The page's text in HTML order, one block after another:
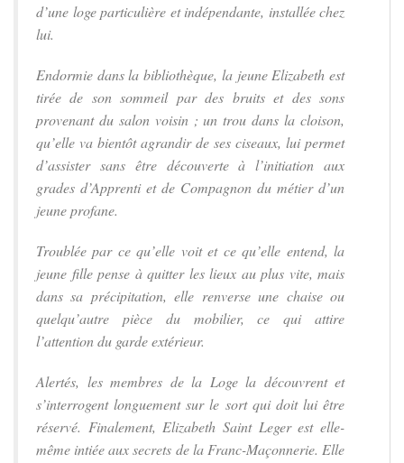
d’une loge particulière et indépendante, installée chez
lui.
Endormie dans la bibliothèque, la jeune Elizabeth est
tirée de son sommeil par des bruits et des sons
provenant du salon voisin ; un trou dans la cloison,
qu’elle va bientôt agrandir de ses ciseaux, lui permet
d’assister sans être découverte à l’initiation aux
grades d’Apprenti et de Compagnon du métier d’un
jeune profane.
Troublée par ce qu’elle voit et ce qu’elle entend, la
jeune fille pense à quitter les lieux au plus vite, mais
dans sa précipitation, elle renverse une chaise ou
quelqu’autre pièce du mobilier, ce qui attire
l’attention du garde extérieur.
Alertés, les membres de la Loge la découvrent et
s’interrogent longuement sur le sort qui doit lui être
réservé. Finalement, Elizabeth Saint Leger est elle-
même intiée aux secrets de la Franc-Maçonnerie. Elle